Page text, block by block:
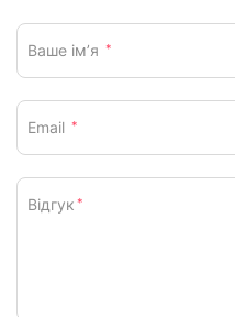
Ваше ім’я *
Email *
Відгук *